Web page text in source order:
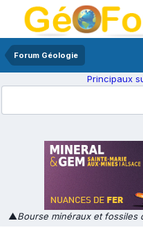
Forum Géologie
Principaux
▲Bourse minéraux et fossiles